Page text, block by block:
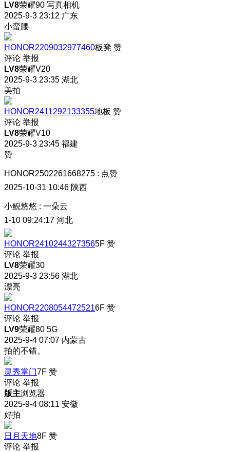
LV8荣耀90 写真相机
2025-9-3 23:12 广东
小蛮腰
HONOR2209032977460板凳 赞
评论 举报
LV8荣耀V20
2025-9-3 23:35 湖北
美拍
HONOR2411292133355地板 赞
评论 举报
LV8荣耀V10
2025-9-3 23:45 福建
赞
HONOR2502261668275 : 点赞
2025-10-31 10:46 陕西
小鲵悠悠 : 一朵云
1-10 09:24:17 河北
HONOR24102443273565F 赞
评论 举报
LV8荣耀30
2025-9-3 23:56 湖北
漂亮
HONOR22080544725216F 赞
评论 举报
LV9荣耀80 5G
2025-9-4 07:07 内蒙古
拍的不错。
灵秀掌门7F 赞
评论 举报
版主浏览器
2025-9-4 08:11 安徽
好拍
日月天地8F 赞
评论 举报